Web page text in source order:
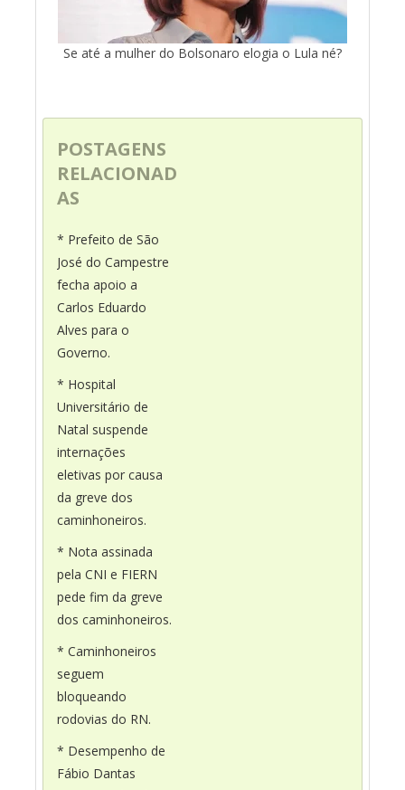
Se até a mulher do Bolsonaro elogia o Lula né?
POSTAGENS
RELACIONAD
AS
* Prefeito de São
José do Campestre
fecha apoio a
Carlos Eduardo
Alves para o
Governo.
* Hospital
Universitário de
Natal suspende
internações
eletivas por causa
da greve dos
caminhoneiros.
* Nota assinada
pela CNI e FIERN
pede fim da greve
dos caminhoneiros.
* Caminhoneiros
seguem
bloqueando
rodovias do RN.
* Desempenho de
Fábio Dantas